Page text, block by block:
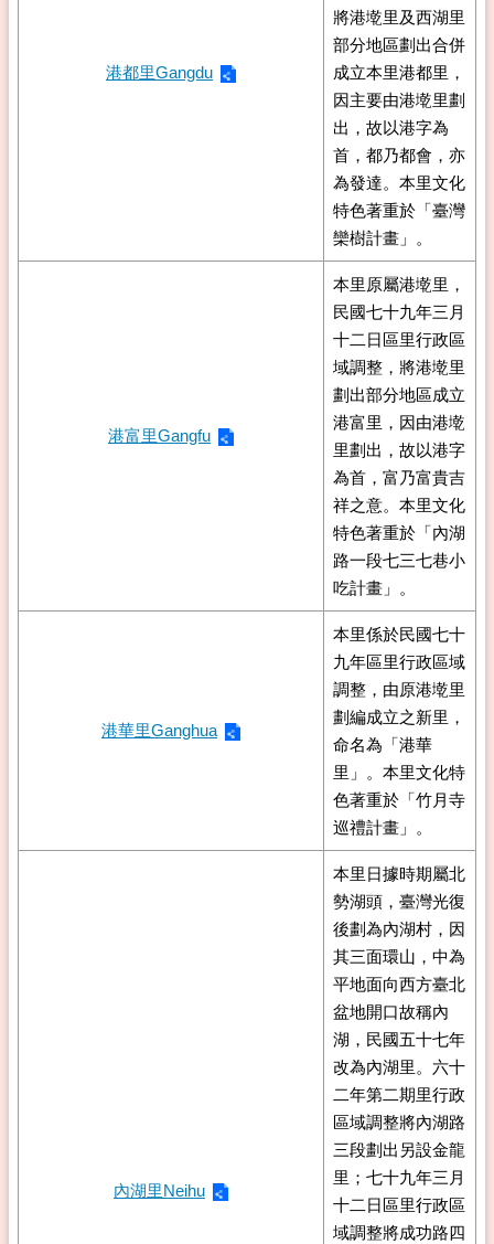
港都里Gangdu
將港墘里及西湖里
部分地區劃出合併
成立本里港都里，
因主要由港墘里劃
出，故以港字為
首，都乃都會，亦
為發達。本里文化
特色著重於「臺灣
欒樹計畫」。
港富里Gangfu
本里原屬港墘里，
民國七十九年三月
十二日區里行政區
域調整，將港墘里
劃出部分地區成立
港富里，因由港墘
里劃出，故以港字
為首，富乃富貴吉
祥之意。本里文化
特色著重於「內湖
路一段七三七巷小
吃計畫」。
港華里Ganghua
本里係於民國七十
九年區里行政區域
調整，由原港墘里
劃編成立之新里，
命名為「港華
里」。本里文化特
色著重於「竹月寺
巡禮計畫」。
內湖里Neihu
本里日據時期屬北
勢湖頭，臺灣光復
後劃為內湖村，因
其三面環山，中為
平地面向西方臺北
盆地開口故稱內
湖，民國五十七年
改為內湖里。六十
二年第二期里行政
區域調整將內湖路
三段劃出另設金龍
里；七十九年三月
十二日區里行政區
域調整將成功路四